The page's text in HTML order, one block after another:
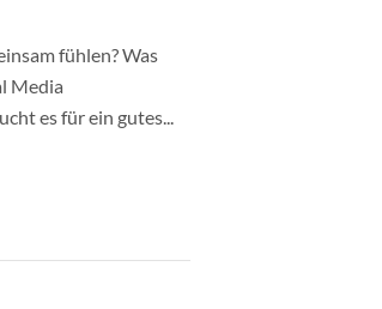
fühlen? Was
Media
es für ein gutes...